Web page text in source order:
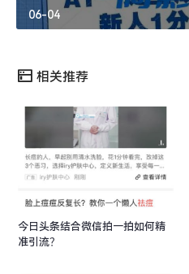
06-04
相关推荐
今日头条结合微信拍一拍如何精
准引流？